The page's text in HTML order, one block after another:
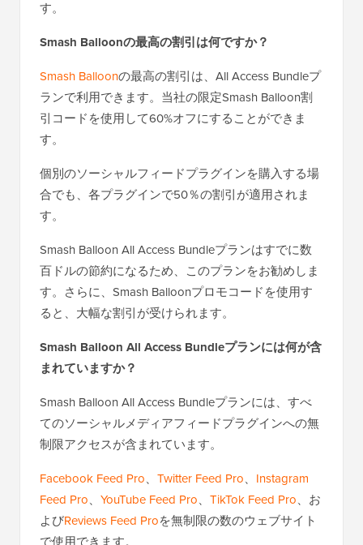
す。
Smash Balloonの最高の割引は何ですか？
Smash Balloonの最高の割引は、All Access Bundleプ
ランで利用できます。当社の限定Smash Balloon割
引コードを使用して60%オフにすることができま
す。
個別のソーシャルフィードプラグインを購入する場
合でも、各プラグインで50％の割引が適用されま
す。
Smash Balloon All Access Bundleプランはすでに数
百ドルの節約になるため、このプランをお勧めしま
す。さらに、Smash Balloonプロモコードを使用す
ると、大幅な割引が受けられます。
Smash Balloon All Access Bundleプランには何が含
まれていますか？
Smash Balloon All Access Bundleプランには、すべ
てのソーシャルメディアフィードプラグインへの無
制限アクセスが含まれています。
Facebook Feed Pro、 Twitter Feed Pro、 Instagram
Feed Pro、 YouTube Feed Pro、 TikTok Feed Pro、お
よびReviews Feed Proを無制限の数のウェブサイト